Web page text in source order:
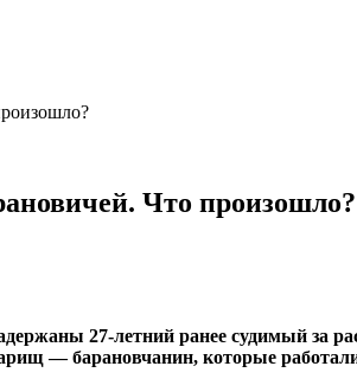
Что произошло?
27-летний ранее судимый за
— барановчанин, которые